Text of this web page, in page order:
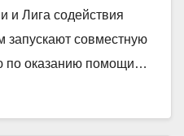
и Лига содействия
совместную
по оказанию помощи…